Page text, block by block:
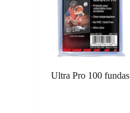
Ultra Pro 100 fundas